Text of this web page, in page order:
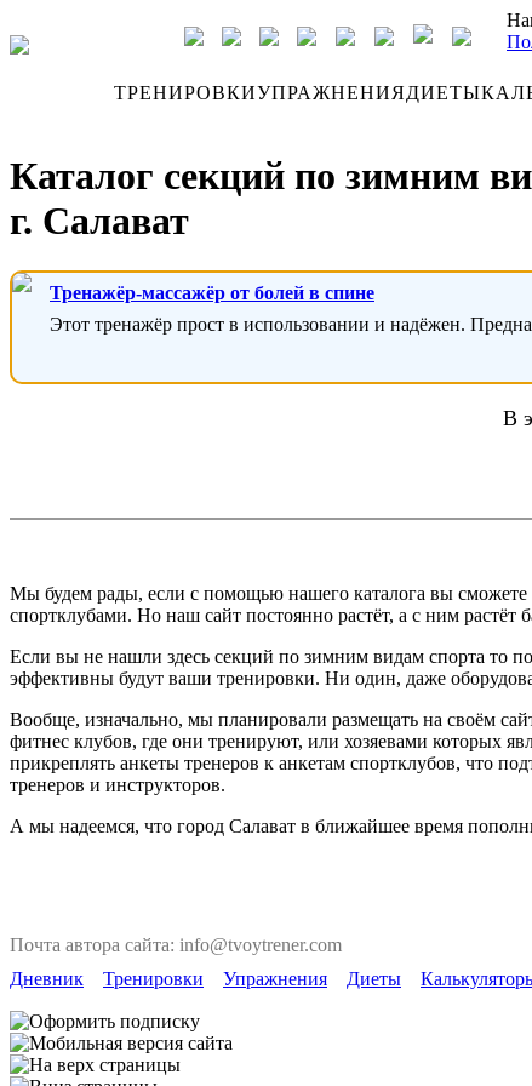
ТРЕНИРОВКИУПРАЖНЕНИЯДИЕТЫ
Каталог секций по зимним
г. Салават
Тренажёр-массажёр от болей в спине
Этот тренажёр прост в использовании и надёжен.
В
Мы будем рады, если с помощью нашего каталога вы сможете
спортклубами. Но наш сайт постоянно растёт, а с ним растёт
Если вы не нашли здесь секций по зимним видам спорта то
эффективны будут ваши тренировки. Ни один, даже
Вообще, изначально, мы планировали размещать на своём
фитнес клубов, где они тренируют, или хозяевами которых
прикреплять анкеты тренеров к анкетам спортклубов, что
тренеров и инструкторов.
А мы надеемся, что город Салават в ближайшее время
Почта автора сайта: info@tvoytrener.com
Дневник
Тренировки Упражнения Диеты